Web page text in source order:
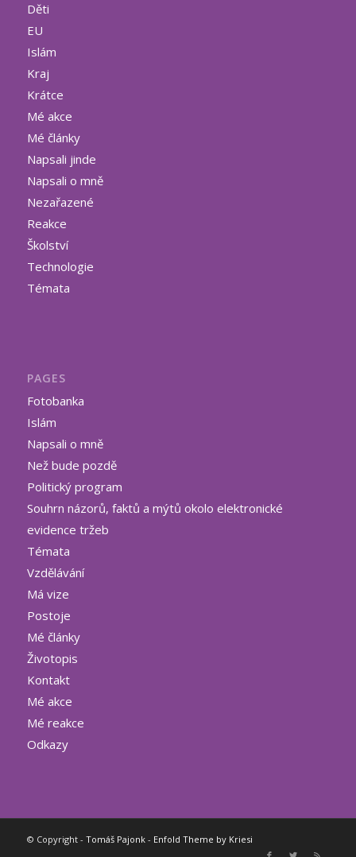
Děti
EU
Islám
Kraj
Krátce
Mé akce
Mé články
Napsali jinde
Napsali o mně
Nezařazené
Reakce
Školství
Technologie
Témata
PAGES
Fotobanka
Islám
Napsali o mně
Než bude pozdě
Politický program
Souhrn názorů, faktů a mýtů okolo elektronické
evidence tržeb
Témata
Vzdělávání
Má vize
Postoje
Mé články
Životopis
Kontakt
Mé akce
Mé reakce
Odkazy
© Copyright - Tomáš Pajonk- Enfold Theme by Kriesi